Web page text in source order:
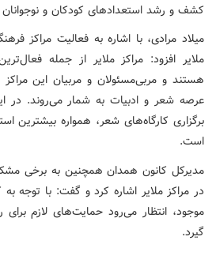
کشف و رشد استعدادهای کودکان و
میلاد مرادی،‌ با اشاره به فعالیت مراکز
ملایر افزود: مراکز ملایر از جمله
هستند و مربی‌مسئولان و مربیان این
عرصه شعر و ادبیات به شمار می‌روند. در
برگزاری کارگاه‌های شعر، همواره بیشترین
است.
مدیرکل کانون همدان همچنین به برخی
در مراکز ملایر اشاره کرد و گفت: با توجه به
موجود، انتظار می‌رود حمایت‌های لازم
گیرد.